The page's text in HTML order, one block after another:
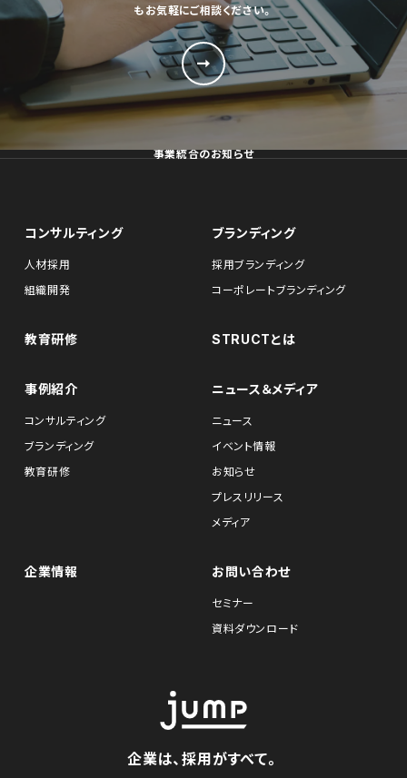
もお気軽にご相談ください。
事業統合のお知らせ
コンサルティング
人材採用
組織開発
ブランディング
採用ブランディング
コーポレートブランディング
教育研修 STRUCTとは
事例紹介
コンサルティング
ブランディング
教育研修
ニュース＆メディア
ニュース
イベント情報
お知らせ
プレスリリース
メディア
企業情報 お問い合わせ
セミナー
資料ダウンロード
企業は、採用がすべて。